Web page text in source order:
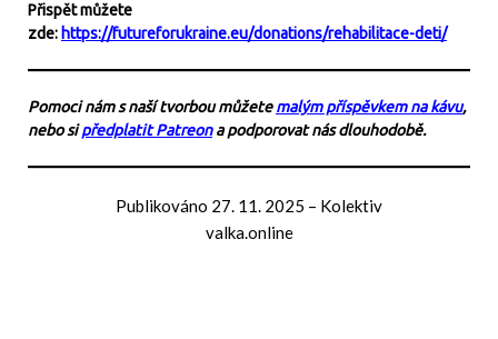
Přispět můžete
zde: https://futureforukraine.eu/donations/rehabilitace-deti/
Pomoci nám s naší tvorbou můžetemalým příspěvkem na kávu,
nebo sipředplatit Patreona podporovat nás dlouhodobě.
Publikováno 27. 11. 2025 – Kolektiv
valka.online